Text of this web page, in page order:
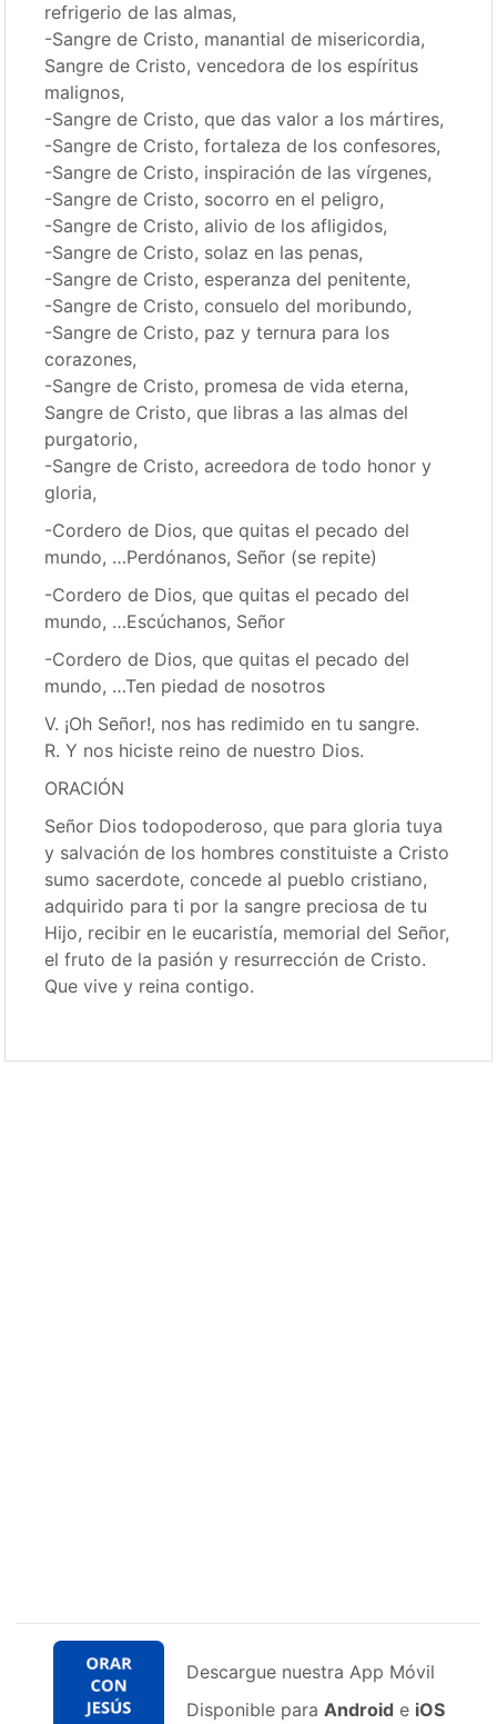
refrigerio de las almas,
-Sangre de Cristo, manantial de misericordia,
Sangre de Cristo, vencedora de los espíritus
malignos,
-Sangre de Cristo, que das valor a los mártires,
-Sangre de Cristo, fortaleza de los confesores,
-Sangre de Cristo, inspiración de las vírgenes,
-Sangre de Cristo, socorro en el peligro,
-Sangre de Cristo, alivio de los afligidos,
-Sangre de Cristo, solaz en las penas,
-Sangre de Cristo, esperanza del penitente,
-Sangre de Cristo, consuelo del moribundo,
-Sangre de Cristo, paz y ternura para los
corazones,
-Sangre de Cristo, promesa de vida eterna,
Sangre de Cristo, que libras a las almas del
purgatorio,
-Sangre de Cristo, acreedora de todo honor y
gloria,
-Cordero de Dios, que quitas el pecado del
mundo, …Perdónanos, Señor (se repite)
-Cordero de Dios, que quitas el pecado del
mundo, …Escúchanos, Señor
-Cordero de Dios, que quitas el pecado del
mundo, …Ten piedad de nosotros
V. ¡Oh Señor!, nos has redimido en tu sangre.
R. Y nos hiciste reino de nuestro Dios.
ORACIÓN
Señor Dios todopoderoso, que para gloria tuya
y salvación de los hombres constituiste a Cristo
sumo sacerdote, concede al pueblo cristiano,
adquirido para ti por la sangre preciosa de tu
Hijo, recibir en le eucaristía, memorial del Señor,
el fruto de la pasión y resurrección de Cristo.
Que vive y reina contigo.
Descargue nuestra App Móvil
Disponible para Android e iOS